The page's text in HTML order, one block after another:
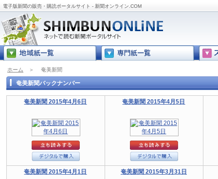
電子版新聞の販売・購読ポータルサイト - 新聞オンライン.COM
ホーム ＞ 奄美新聞
奄美新聞バックナンバー
奄美新聞 2015年4月6日 奄美新聞 2015年4月5日
奄美新聞 2015年4月1日 奄美新聞 2015年3月31日